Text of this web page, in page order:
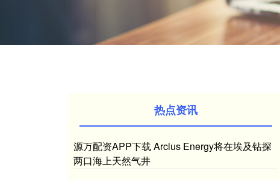
热点资讯
源万配资APP下载 Arcius Energy将在埃及钻探
两口海上天然气井